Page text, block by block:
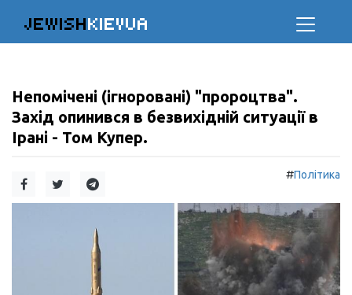
JEWISHKIEVUA
Непомічені (ігноровані) "пророцтва".
Захід опинився в безвихідній ситуації в
Ірані - Том Купер.
#Політика